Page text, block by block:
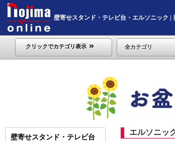
壁寄せスタンド・テレビ台・エルソニック |
クリックでカテゴリ表示 全カテゴリ
壁寄せスタンド・テレビ台
エルソニッ